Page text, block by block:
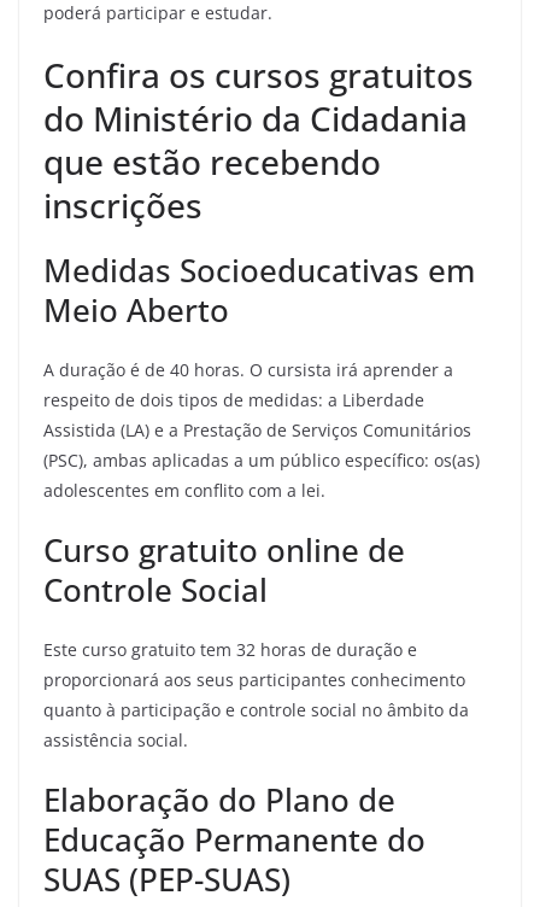
poderá participar e estudar.
Confira os cursos gratuitos
do Ministério da Cidadania
que estão recebendo
inscrições
Medidas Socioeducativas em
Meio Aberto
A duração é de 40 horas. O cursista irá aprender a
respeito de dois tipos de medidas: a Liberdade
Assistida (LA) e a Prestação de Serviços Comunitários
(PSC), ambas aplicadas a um público específico: os(as)
adolescentes em conflito com a lei.
Curso gratuito online de
Controle Social
Este curso gratuito tem 32 horas de duração e
proporcionará aos seus participantes conhecimento
quanto à participação e controle social no âmbito da
assistência social.
Elaboração do Plano de
Educação Permanente do
SUAS (PEP-SUAS)